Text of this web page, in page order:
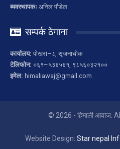
ब्यवस्थापकः अनिल पौडेल
सम्पर्क ठेगाना
कार्यालय: पोखरा–८, सृजनाचोक
टेलिफोन: ०६१–५३६५६१, ९८५६०३२१००
इमेल: himaliawaj@gmail.com
© 2026 - हिमाली आवाज.
Website Design: Star nepal